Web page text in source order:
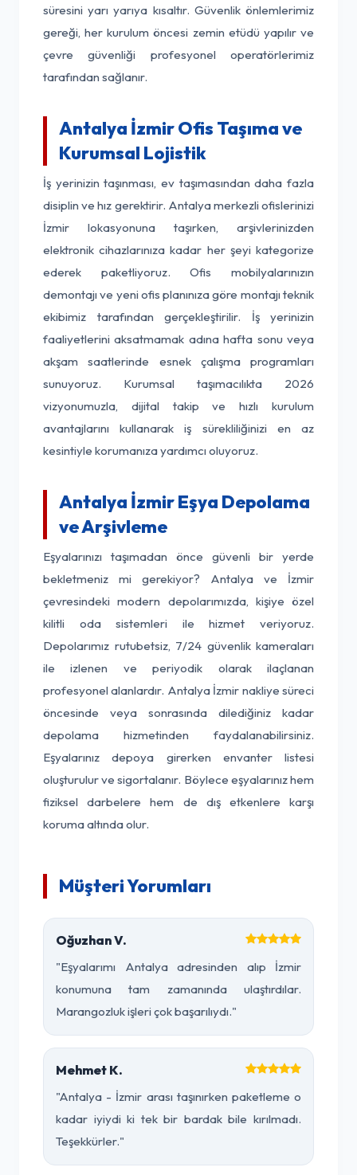
süresini yarı yarıya kısaltır. Güvenlik önlemlerimiz
gereği, her kurulum öncesi zemin etüdü yapılır ve
çevre güvenliği profesyonel operatörlerimiz
tarafından sağlanır.
Antalya İzmir Ofis Taşıma ve
Kurumsal Lojistik
İş yerinizin taşınması, ev taşımasından daha fazla
disiplin ve hız gerektirir. Antalya merkezli ofislerinizi
İzmir lokasyonuna taşırken, arşivlerinizden
elektronik cihazlarınıza kadar her şeyi kategorize
ederek paketliyoruz. Ofis mobilyalarınızın
demontajı ve yeni ofis planınıza göre montajı teknik
ekibimiz tarafından gerçekleştirilir. İş yerinizin
faaliyetlerini aksatmamak adına hafta sonu veya
akşam saatlerinde esnek çalışma programları
sunuyoruz. Kurumsal taşımacılıkta 2026
vizyonumuzla, dijital takip ve hızlı kurulum
avantajlarını kullanarak iş sürekliliğinizi en az
kesintiyle korumanıza yardımcı oluyoruz.
Antalya İzmir Eşya Depolama
ve Arşivleme
Eşyalarınızı taşımadan önce güvenli bir yerde
bekletmeniz mi gerekiyor? Antalya ve İzmir
çevresindeki modern depolarımızda, kişiye özel
kilitli oda sistemleri ile hizmet veriyoruz.
Depolarımız rutubetsiz, 7/24 güvenlik kameraları
ile izlenen ve periyodik olarak ilaçlanan
profesyonel alanlardır. Antalya İzmir nakliye süreci
öncesinde veya sonrasında dilediğiniz kadar
depolama hizmetinden faydalanabilirsiniz.
Eşyalarınız depoya girerken envanter listesi
oluşturulur ve sigortalanır. Böylece eşyalarınız hem
fiziksel darbelere hem de dış etkenlere karşı
koruma altında olur.
Müşteri Yorumları
Oğuzhan V.
"Eşyalarımı Antalya adresinden alıp İzmir
konumuna tam zamanında ulaştırdılar.
Marangozluk işleri çok başarılıydı."
Mehmet K.
"Antalya - İzmir arası taşınırken paketleme o
kadar iyiydi ki tek bir bardak bile kırılmadı.
Teşekkürler."